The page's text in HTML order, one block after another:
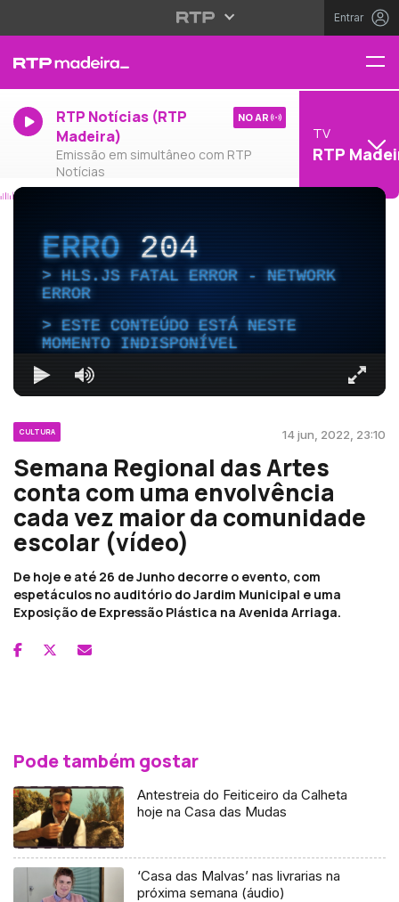
Entrar
RTP Notícias (RTP
Madeira)
Emissão em simultâneo com RTP
Notícias
NO AR
TV
RTP
ERRO204
HLS.JS FATAL ERROR - NETWORK
ERROR
ESTE CONTEÚDO ESTÁ NESTE
MOMENTO INDISPONÍVEL
CULTURA 14 jun, 2022, 23:10
Semana Regional das Artes
conta com uma envolvência
cada vez maior da comunidade
escolar (vídeo)
De hoje e até 26 de Junho decorre o evento, com
espetáculos no auditório do Jardim Municipal e uma
Exposição de Expressão Plástica na Avenida Arriaga.
Pode também gostar
Antestreia do Feiticeiro da Calheta
hoje na Casa das Mudas
‘Casa das Malvas’ nas livrarias na
próxima semana (áudio)